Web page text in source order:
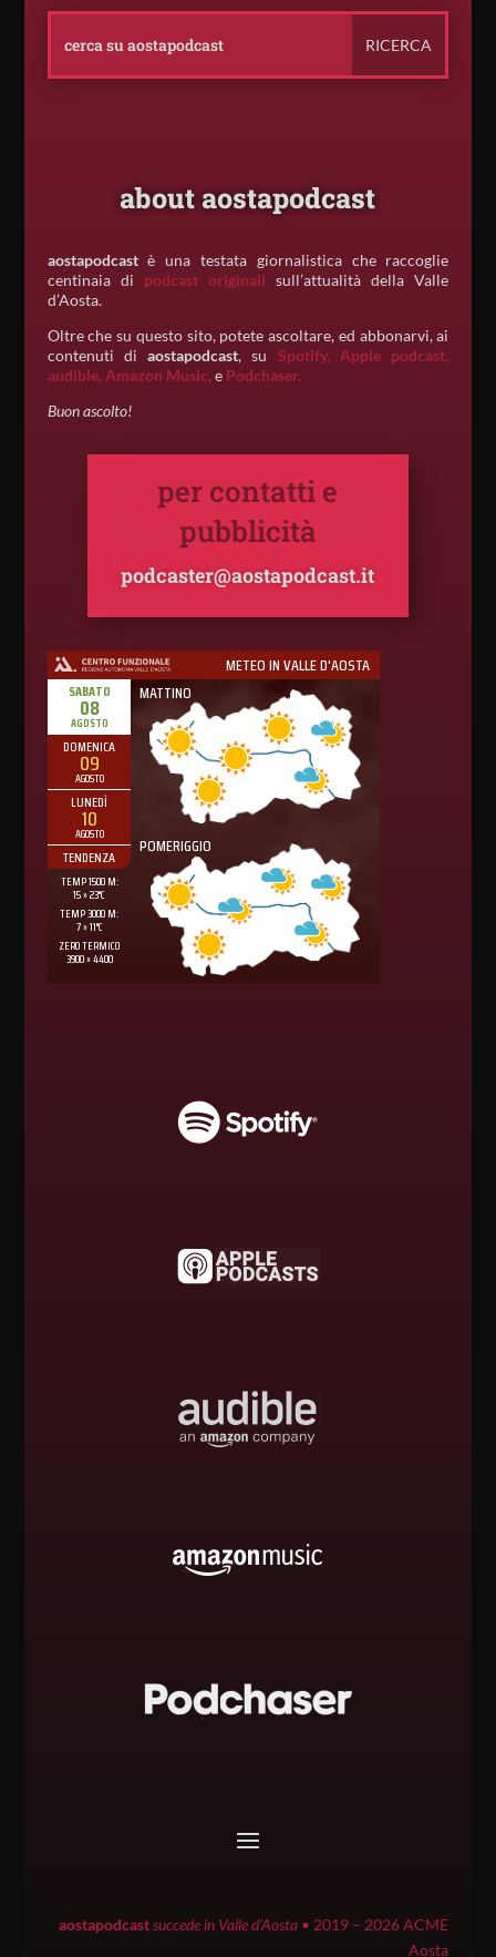
about aostapodcast
aostapodcastè una testata giornalistica che raccoglie
centinaia di podcast originali sull’attualità della Valle
d’Aosta.
Oltre che su questo sito, potete ascoltare, ed abbonarvi, ai
contenuti diaostapodcast, su Spotify, Apple podcast,
audible, Amazon Music,e Podchaser.
Buon ascolto!
per contatti e
pubblicità
podcaster@aostapodcast.it
aostapodcast succede in Valle d’Aosta • 2019 – 2026 ACME
Aosta